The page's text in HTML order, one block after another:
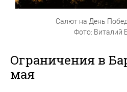
Салют на День
Фото: Виталий
Ограничения в
мая